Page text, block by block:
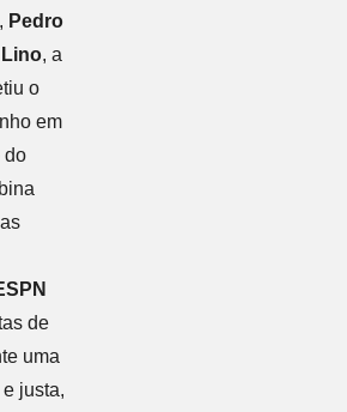
Pedro
, a
o
em
do
de
uma
justa,